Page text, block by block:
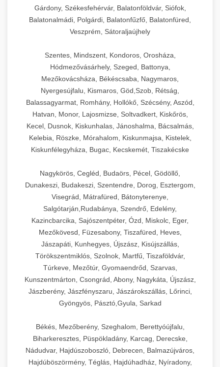
Gárdony, Székesfehérvár, Balatonföldvár, Siófok,
Balatonalmádi, Polgárdi, Balatonfűzfő, Balatonfüred,
Veszprém, Sátoraljaújhely
Szentes, Mindszent, Kondoros, Orosháza,
Hódmezővásárhely, Szeged, Battonya,
Mezőkovácsháza, Békéscsaba, Nagymaros,
Nyergesújfalu, Kismaros, Göd,Szob, Rétság,
Balassagyarmat, Romhány, Hollókő, Szécsény, Aszód,
Hatvan, Monor, Lajosmizse, Soltvadkert, Kiskőrös,
Kecel, Dusnok, Kiskunhalas, Jánoshalma, Bácsalmás,
Kelebia, Röszke, Mórahalom, Kiskunmajsa, Kistelek,
Kiskunfélegyháza, Bugac, Kecskemét, Tiszakécske
Nagykörös, Cegléd, Budaörs, Pécel, Gödöllő,
Dunakeszi, Budakeszi, Szentendre, Dorog, Esztergom,
Visegrád, Mátrafüred, Bátonyterenye,
Salgótarján,Rudabánya, Szendrő, Edelény,
Kazincbarcika, Sajószentpéter, Ózd, Miskolc, Eger,
Mezőkövesd, Füzesabony, Tiszafüred, Heves,
Jászapáti, Kunhegyes, Újszász, Kisújszállás,
Törökszentmiklós, Szolnok, Martfű, Tiszaföldvár,
Túrkeve, Mezőtúr, Gyomaendrőd, Szarvas,
Kunszentmárton, Csongrád, Abony, Nagykáta, Újszász,
Jászberény, Jászfényszaru, Jászárokszállás, Lőrinci,
Gyöngyös, Pásztó,Gyula, Sarkad
Békés, Mezőberény, Szeghalom, Berettyóújfalu,
Biharkeresztes, Püspökladány, Karcag, Derecske,
Nádudvar, Hajdúszoboszló, Debrecen, Balmazújváros,
Hajdúböszörmény, Téglás, Hajdúhadház, Nyíradony,